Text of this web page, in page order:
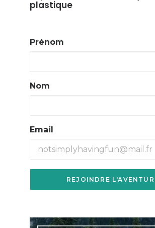
plastique
Prénom
Nom
Email